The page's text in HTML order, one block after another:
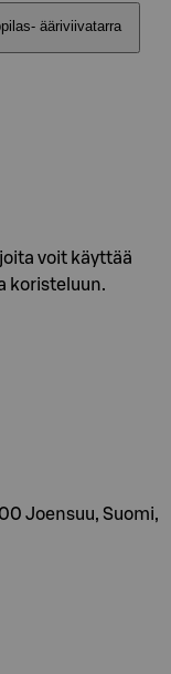
ääriviivatarra
voit käyttää
koristeluun.
Joensuu, Suomi,